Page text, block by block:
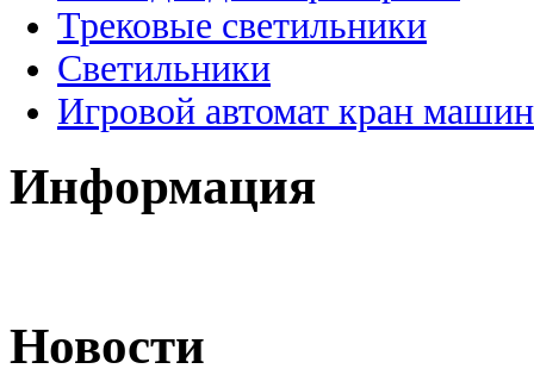
Трековые светильники
Светильники
Игровой автомат кран
Информация
Новости